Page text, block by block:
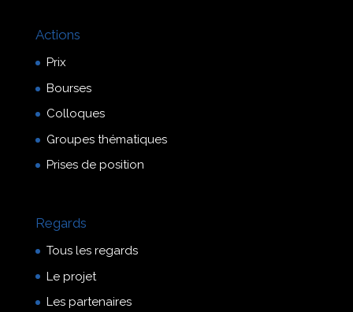
Actions
Prix
Bourses
Colloques
Groupes thématiques
Prises de position
Regards
Tous les regards
Le projet
Les partenaires